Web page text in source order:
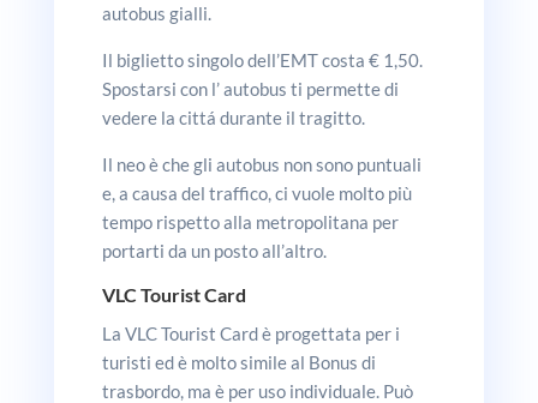
autobus gialli.
Il biglietto singolo dell’EMT costa € 1,50.
Spostarsi con l’ autobus ti permette di
vedere la cittá durante il tragitto.
Il neo è che gli autobus non sono puntuali
e, a causa del traffico, ci vuole molto più
tempo rispetto alla metropolitana per
portarti da un posto all’altro.
VLC Tourist Card
La VLC Tourist Card è progettata per i
turisti ed è molto simile al Bonus di
trasbordo, ma è per uso individuale. Può